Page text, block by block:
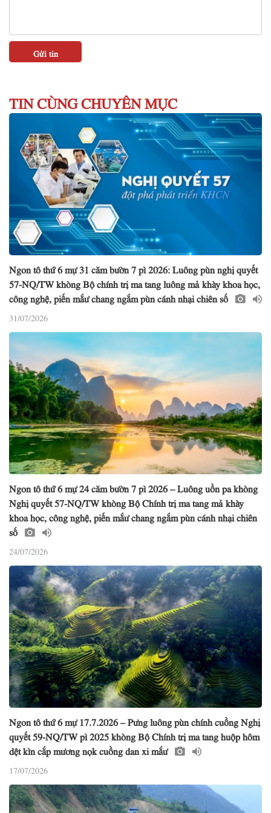
TIN CÙNG CHUYÊN MỤC
Ngon tô thứ 6 mự 31 căm bườn 7 pì 2026: Luông pùn nghị quyết
57-NQ/TW khòng Bộ chính trị ma tang luông mả khày khoa học,
công nghệ, piến mắư chang ngắm pùn cánh nhại chiên số
31/07/2026
Ngon tô thứ 6 mự 24 căm bườn 7 pì 2026 – Luông uồn pa khòng
Nghị quyết 57-NQ/TW khòng Bộ Chính trị ma tang mả khày
khoa học, công nghệ, piến mắư chang ngắm pùn cánh nhại chiên
số
24/07/2026
Ngon tô thứ 6 mự 17.7.2026 – Pưng luông pùn chính cuồng Nghị
quyết 59-NQ/TW pì 2025 khòng Bộ Chính trị ma tang huộp hôm
dệt kìn cắp mương nọk cuồng dan xi mắư
17/07/2026